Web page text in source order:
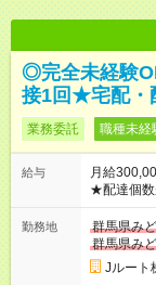
◎完全未経験
接1回★宅配・
業務委託 職種未経
給与
月給
★配達個数
ど！ ・主要都市エリア 月収55万円／週5日稼働 月収65万~112
万円／週6日稼働 ・地方郊外エリア 月収
収40万円~50万円／週
円 (27歳男
(日休み) ■月収80万円(43歳男性/墨田区在住)※元営業 1日200個
勤務地
群馬県み
群馬県み
Jルート